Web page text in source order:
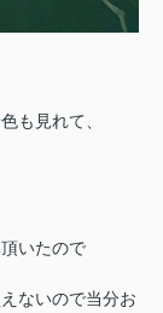
も見れて、
いたので
ないので当分お